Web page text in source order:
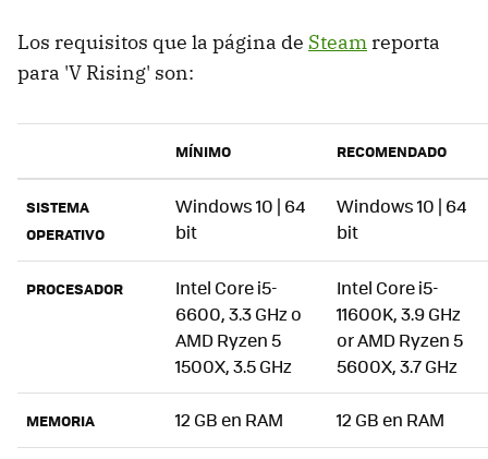
Los requisitos que la página de Steam reporta
para 'V Rising' son:
MÍNIMO RECOMENDADO
SISTEMA
OPERATIVO
Windows 10 | 64
bit
Windows 10 | 64
bit
PROCESADOR
Intel Core i5-
6600, 3.3 GHz o
AMD Ryzen 5
1500X, 3.5 GHz
Intel Core i5-
11600K, 3.9 GHz
or AMD Ryzen 5
5600X, 3.7 GHz
MEMORIA 12 GB en RAM 12 GB en RAM